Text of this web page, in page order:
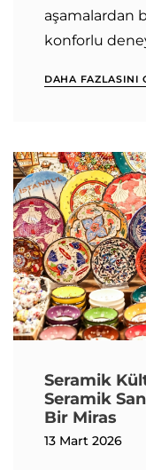
aşamalardan
konforlu
DAHA FAZLASINI
Seramik
Seramik
Bir Miras
13 Mart 2026